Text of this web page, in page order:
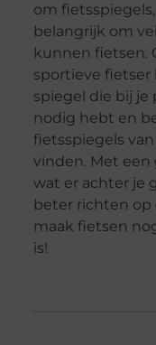
om
belangrijk om
kunnen fietsen.
sportieve fietser
spiegel die bij je
nodig hebt en
fietsspiegels
vinden. Met een
wat er achter je
beter richten op
maak fietsen
is!